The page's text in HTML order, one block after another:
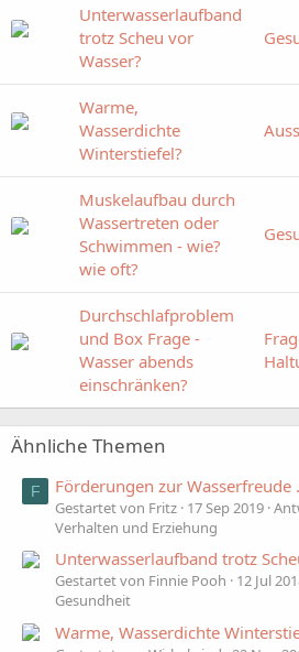
Unterwasserlaufband
trotz Scheu vor
Wasser?
Warme,
Wasserdichte
Winterstiefel?
Muskelaufbau durch
Wassertreten oder
Schwimmen - wie?
wie oft?
Durchschlafproblem
und Box Frage -
Wasser abends
einschränken?
Ähnliche Themen
F Förderungen zur Wasserfreude .
Gestartet von Fritz 17 Sep 2019
Verhalten und Erziehung
Unterwasserlaufband trotz
Gestartet von Finnie Pooh 12 Jul
Gesundheit
Warme, Wasserdichte